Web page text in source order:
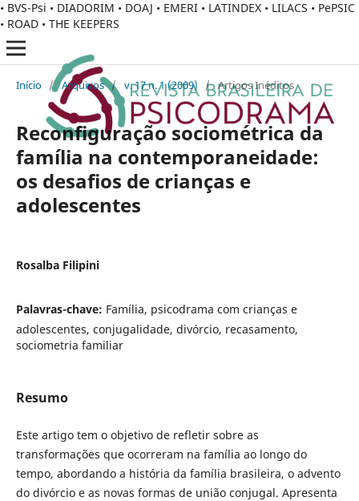
• BVS-Psi • DIADORIM • DOAJ • EMERI • LATINDEX • LILACS • PePSIC
• ROAD • THE KEEPERS
Início / Arquivos / v. 17 n. 1 (2009) / Artigos Inéditos
Reconfiguração sociométrica da
família na contemporaneidade:
os desafios de crianças e
adolescentes
Rosalba Filipini
Palavras-chave: Família, psicodrama com crianças e
adolescentes, conjugalidade, divórcio, recasamento,
sociometria familiar
Resumo
Este artigo tem o objetivo de refletir sobre as
transformações que ocorreram na família ao longo do
tempo, abordando a história da família brasileira, o advento
do divórcio e as novas formas de união conjugal. Apresenta